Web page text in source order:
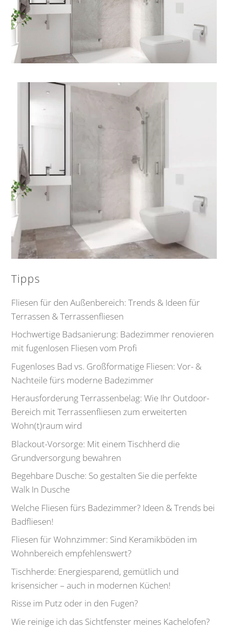
Tipps
Fliesen für den Außenbereich: Trends & Ideen für
Terrassen & Terrassenfliesen
Hochwertige Badsanierung: Badezimmer renovieren
mit fugenlosen Fliesen vom Profi
Fugenloses Bad vs. Großformatige Fliesen: Vor- &
Nachteile fürs moderne Badezimmer
Herausforderung Terrassenbelag: Wie Ihr Outdoor-
Bereich mit Terrassenfliesen zum erweiterten
Wohn(t)raum wird
Blackout-Vorsorge: Mit einem Tischherd die
Grundversorgung bewahren
Begehbare Dusche: So gestalten Sie die perfekte
Walk In Dusche
Welche Fliesen fürs Badezimmer? Ideen & Trends bei
Badfliesen!
Fliesen für Wohnzimmer: Sind Keramikböden im
Wohnbereich empfehlenswert?
Tischherde: Energiesparend, gemütlich und
krisensicher – auch in modernen Küchen!
Risse im Putz oder in den Fugen?
Wie reinige ich das Sichtfenster meines Kachelofen?